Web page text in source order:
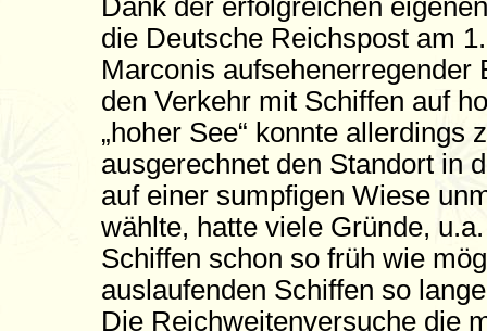
Dank der erfolgreichen
die Deutsche Reichspost am
Marconis aufsehenerregender
den Verkehr mit Schiffen auf
„hoher See“ konnte
ausgerechnet den Standort in
auf einer sumpfigen Wiese
wählte, hatte viele Gründe,
Schiffen schon so früh wie
auslaufenden Schiffen so
Die Reichweitenversuche die